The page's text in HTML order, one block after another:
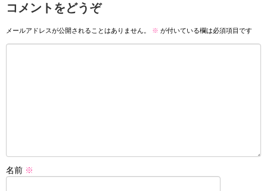
コメントをどうぞ
メールアドレスが公開されることはありません。 ※ が付いている欄は必須項目です
名前 ※